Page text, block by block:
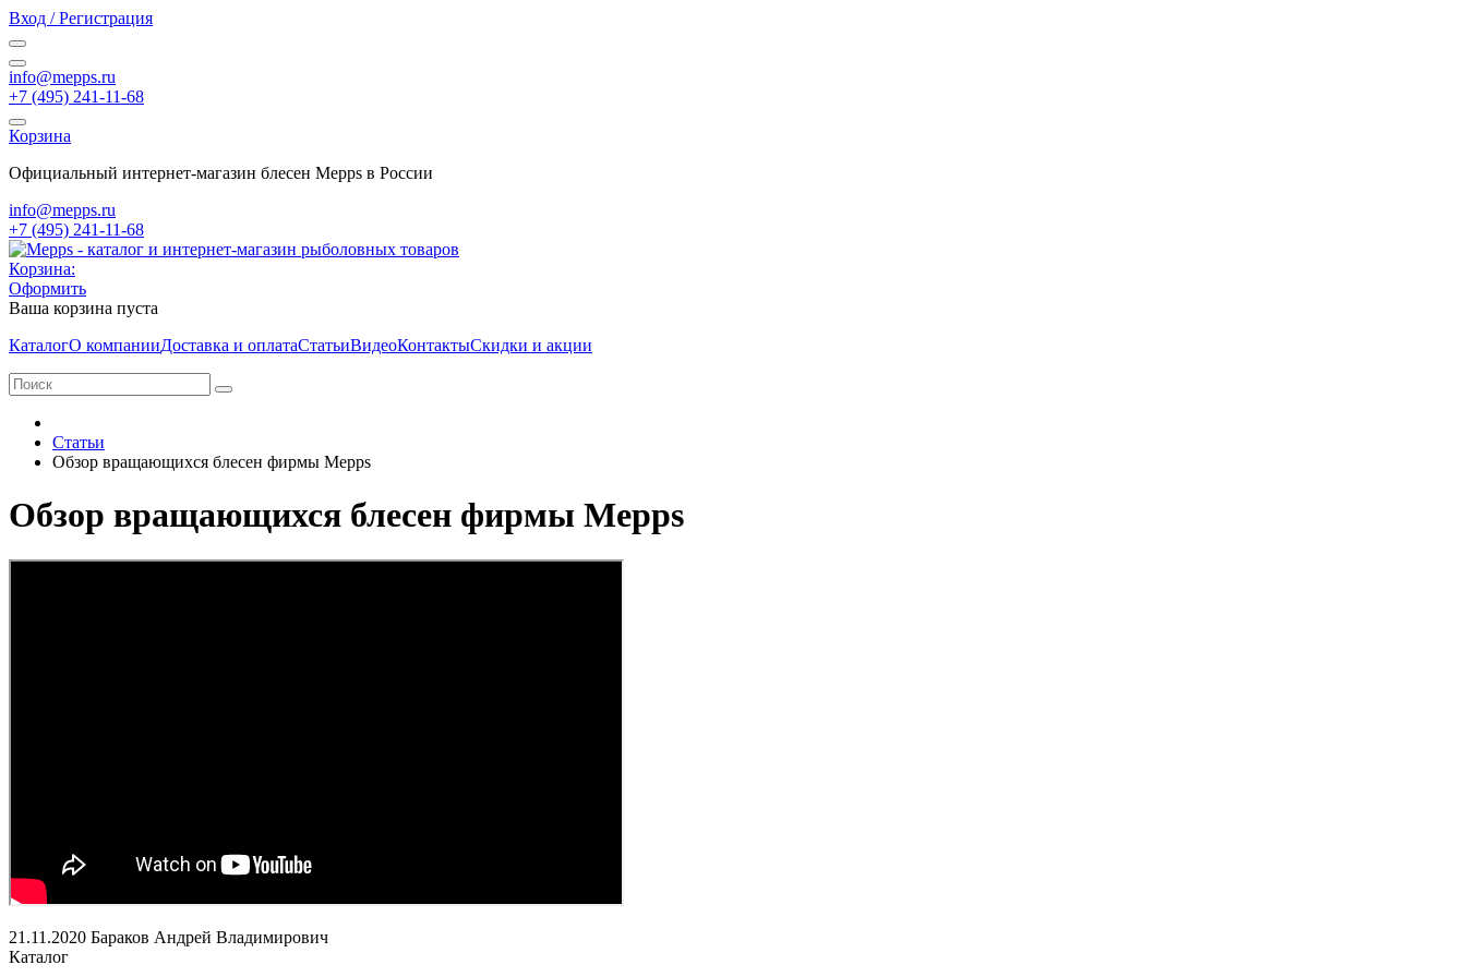
Вход / Регистрация
info@mepps.ru
+7 (495) 241-11-68
Корзина
Официальный интернет-магазин блесен Mepps в России
info@mepps.ru
+7 (495) 241-11-68
Корзина:
Оформить
Ваша корзина пуста
КаталогО компанииДоставка и оплатаСтатьиВидеоКонтактыСкидки и акции
Статьи
Обзор вращающихся блесен фирмы Mepps
Обзор вращающихся блесен фирмы Mepps
21.11.2020 Бараков Андрей Владимирович
Каталог